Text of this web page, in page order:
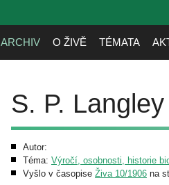
ARCHIV O ŽIVĚ TÉMATA
S. P. Langley
Autor:
Téma: Výročí, osobnosti, historie
Vyšlo v časopise Živa 10/1906 na